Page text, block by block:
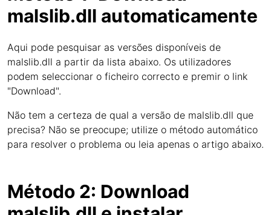
malslib.dll automaticamente
Aqui pode pesquisar as versões disponíveis de
malslib.dll a partir da lista abaixo. Os utilizadores
podem seleccionar o ficheiro correcto e premir o link
"Download".
Não tem a certeza de qual a versão de malslib.dll que
precisa? Não se preocupe; utilize o método automático
para resolver o problema ou leia apenas o artigo abaixo.
Método 2: Download